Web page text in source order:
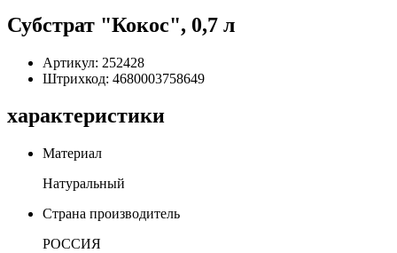
Субстрат "Кокос", 0,7 л
Артикул: 252428
Штрихкод: 4680003758649
характеристики
Материал
Натуральный
Страна производитель
РОССИЯ